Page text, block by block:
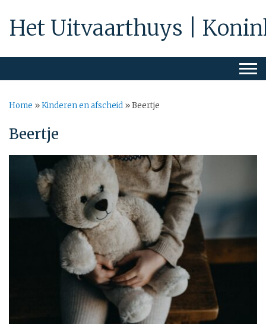
Het Uitvaarthuys |
Home »Kinderen en afscheid »Beertje
Beertje